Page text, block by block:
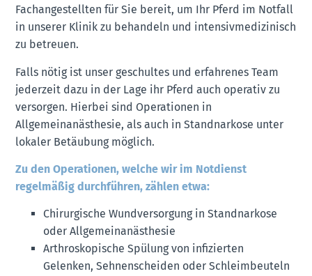
Fachangestellten für Sie bereit, um Ihr Pferd im Notfall
in unserer Klinik zu behandeln und intensivmedizinisch
zu betreuen.
Falls nötig ist unser geschultes und erfahrenes Team
jederzeit dazu in der Lage ihr Pferd auch operativ zu
versorgen. Hierbei sind Operationen in
Allgemeinanästhesie, als auch in Standnarkose unter
lokaler Betäubung möglich.
Zu den Operationen, welche wir im Notdienst
regelmäßig durchführen, zählen etwa:
Chirurgische Wundversorgung in Standnarkose
oder Allgemeinanästhesie
Arthroskopische Spülung von infizierten
Gelenken, Sehnenscheiden oder Schleimbeuteln